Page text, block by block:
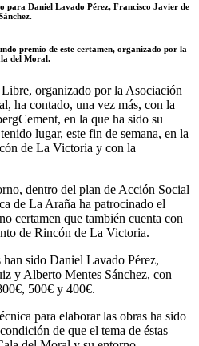
para Daniel Lavado Pérez, Francisco Javier de
premio de este certamen, organizado por la
del Moral.
organizado por la Asociación
ha contado, una vez más, con la
en la que ha sido su
lugar, este fin de semana, en la
de La Victoria y con la
dentro del plan de Acción Social
de La Araña ha patrocinado el
certamen que también cuenta con
de Rincón de La Victoria.
han sido Daniel Lavado Pérez,
y Alberto Mentes Sánchez, con
500€ y 400€.
para elaborar las obras ha sido
de que el tema de éstas